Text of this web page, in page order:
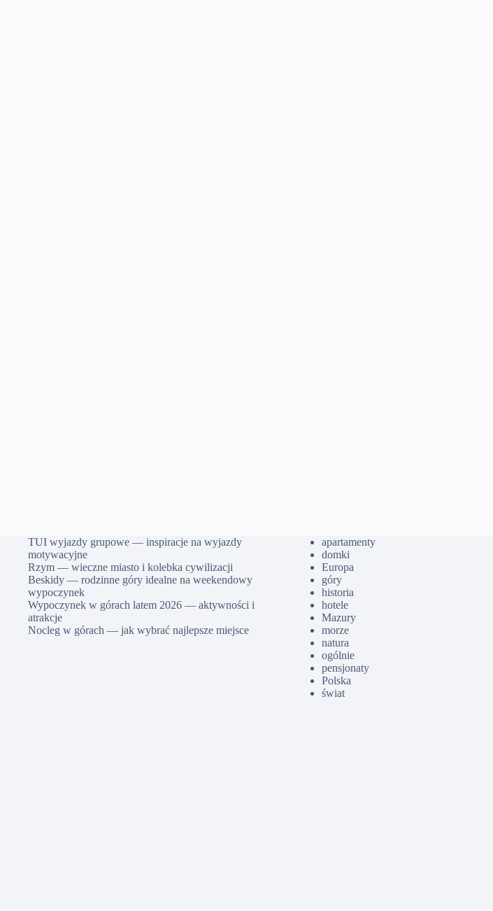
TUI wyjazdy grupowe — inspiracje na wyjazdy
motywacyjne
Rzym — wieczne miasto i kolebka cywilizacji
Beskidy — rodzinne góry idealne na weekendowy
wypoczynek
Wypoczynek w górach latem 2026 — aktywności i
atrakcje
Nocleg w górach — jak wybrać najlepsze miejsce
apartamenty
domki
Europa
góry
historia
hotele
Mazury
morze
natura
ogólnie
pensjonaty
Polska
świat